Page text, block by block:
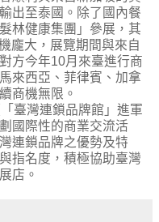
出至泰國。除了國內餐
林健康集團」參展，其
龐大，展覽期間與來自
方今年10月來臺進行商
來西亞、菲律賓、加拿
商機無限。
臺灣連鎖品牌館」進軍
國際性的商業交流活
連鎖品牌之優勢及特
指名度，積極協助臺灣
店。